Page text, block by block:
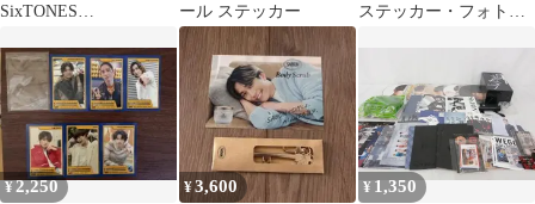
SixTONES
ルスタンド
ール ステッカー
ステッカー・フォトセ
¥2,250 ¥3,600 ¥ 1,350